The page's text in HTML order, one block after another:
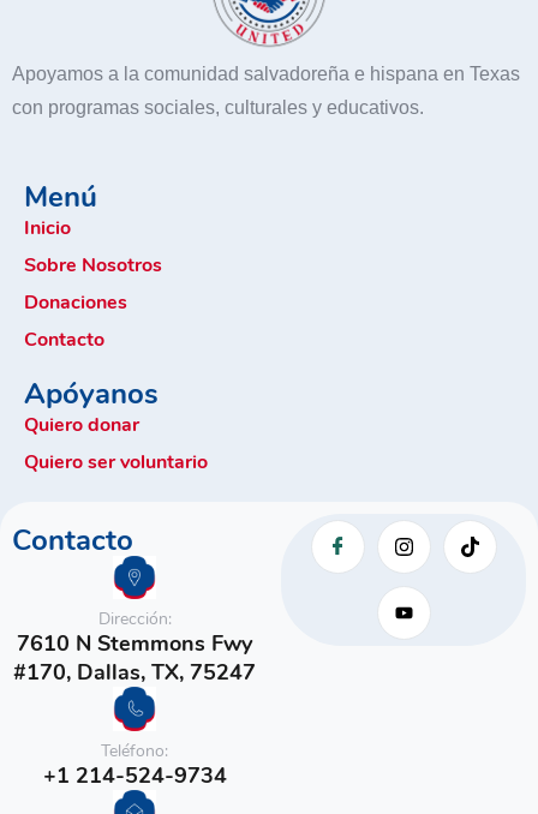
Apoyamos a la comunidad salvadoreña e hispana en Texas
con programas sociales, culturales y educativos.
Menú
Inicio
Sobre Nosotros
Donaciones
Contacto
Apóyanos
Quiero donar
Quiero ser voluntario
Contacto
Dirección:
7610 N Stemmons Fwy
#170, Dallas, TX, 75247
Teléfono:
+1 214-524-9734